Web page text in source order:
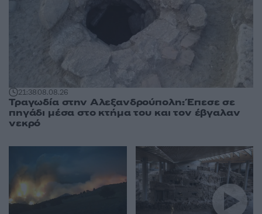
21:3808.08.26
Τραγωδία στην Αλεξανδρούπολη: Έπεσε σε
πηγάδι μέσα στο κτήμα του και τον έβγαλαν
νεκρό